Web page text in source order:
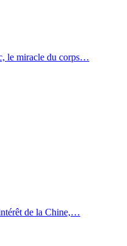
le miracle du corps…
de la Chine,…